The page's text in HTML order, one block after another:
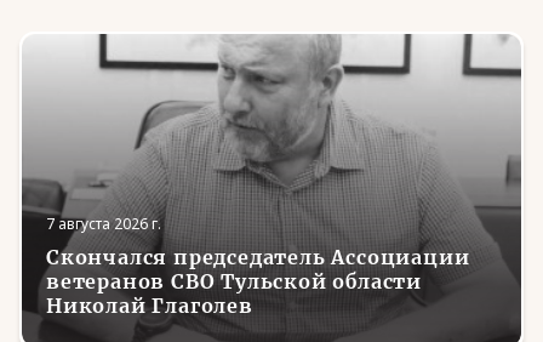
7 августа 2026 г.
Скончался председатель Ассоциации
ветеранов СВО Тульской области
Николай Глаголев